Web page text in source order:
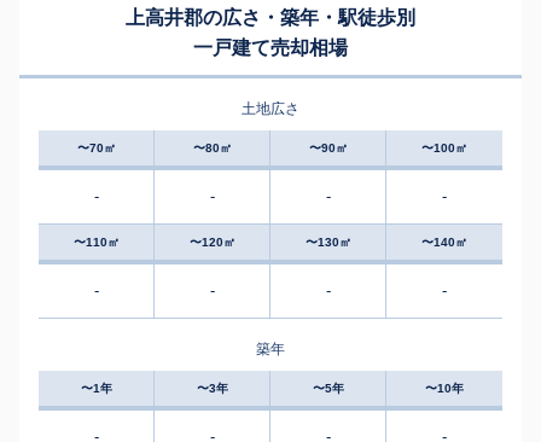
上高井郡の広さ・築年・駅徒歩別
一戸建て売却相場
土地広さ
〜70㎡ 〜80㎡ 〜90㎡ 〜100㎡
- - - -
〜110㎡ 〜120㎡ 〜130㎡ 〜140㎡
- - - -
築年
〜1年 〜3年 〜5年 〜10年
- - - -